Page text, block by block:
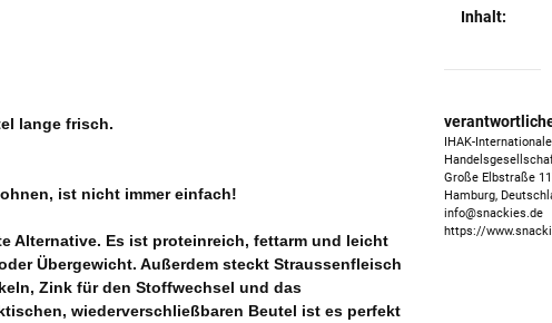
lange frisch.
ist nicht immer einfach!
Alternative. Es ist proteinreich, fettarm und leicht
Übergewicht. Außerdem steckt Straussenfleisch
Zink für den Stoffwechsel und das
wiederverschließbaren Beutel ist es perfekt
Inhalt:
IHAK-
Große Elbstraße
Hamburg,
info@snackies.de
https://